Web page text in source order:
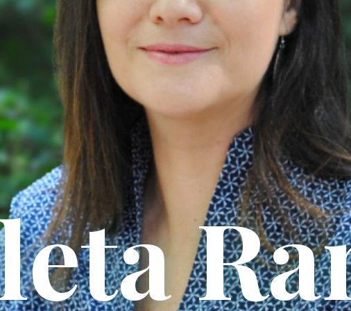
Consiliere Psiho-Oncologică București Și Online